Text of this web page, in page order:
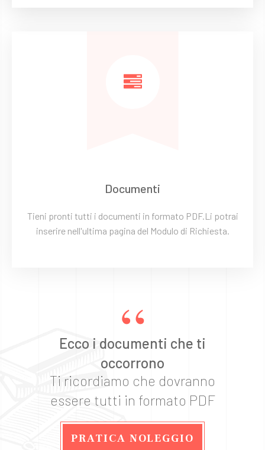
Documenti
Tieni pronti tutti i documenti in formato PDF.Li potrai
inserire nell'ultima pagina del Modulo di Richiesta.
“
Ecco i documenti che ti
occorrono
Ti ricordiamo che dovranno
essere tutti in formato PDF
PRATICA NOLEGGIO